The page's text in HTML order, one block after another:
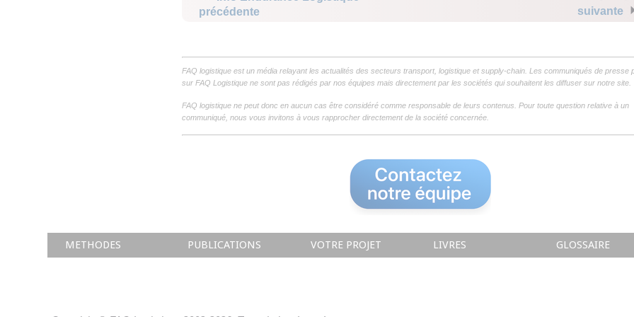
précédente
suivante
FAQ logistique est un média relayant les actualités des secteurs transport, logistique et supply-chain. Les communiqués de presse
sur FAQ Logistique ne sont pas rédigés par nos équipes mais directement par les sociétés qui souhaitent les diffuser sur notre site.
FAQ logistique ne peut donc en aucun cas être considéré comme responsable de leurs contenus. Pour toute question relative à un
communiqué, nous vous invitons à vous rapprocher directement de la société concernée.
METHODES PUBLICATIONS VOTRE PROJET LIVRES GLOSSAIRE